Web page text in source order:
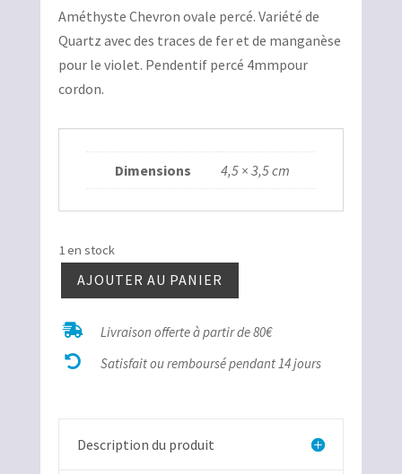
initial
était :
16,00€.
actuel
est :
8,00€.
Améthyste Chevron ovale percé. Variété de
Quartz avec des traces de fer et de manganèse
pour le violet. Pendentif percé 4mmpour
cordon.
Dimensions 4,5 × 3,5 cm
1 en stock
quantité
Améthyste
Chevron
AJOUTER AU PANIER
 Livraison offerte à partir de 80€
 Satisfait ou remboursé pendant 14 jours
Description du produit